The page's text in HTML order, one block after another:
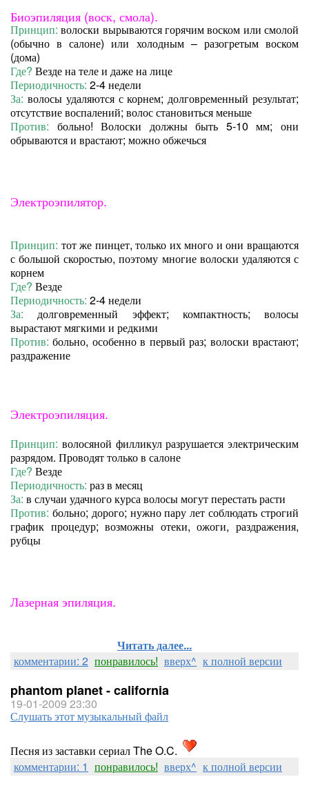
Биоэпиляция (воск, смола).
Принцип: волоски вырываются горячим воском или смолой
(обычно в салоне) или холодным – разогретым воском
(дома)
Где? Везде на теле и даже на лице
Периодичность: 2-4 недели
За: волосы удаляются с корнем; долговременный результат;
отсутствие воспалений; волос становиться меньше
Против: больно! Волоски должны быть 5-10 мм; они
обрываются и врастают; можно обжечься
Электроэпилятор.
Принцип: тот же пинцет, только их много и они вращаются
с большой скоростью, поэтому многие волоски удаляются с
корнем
Где? Везде
Периодичность: 2-4 недели
За:долговременный эффект; компактность; волосы
вырастают мягкими и редкими
Против: больно, особенно в первый раз; волоски врастают;
раздражение
Электроэпиляция.
Принцип: волосяной филликул разрушается электрическим
разрядом. Проводят только в салоне
Где? Везде
Периодичность: раз в месяц
За: в случаи удачного курса волосы могут перестать расти
Против: больно; дорого; нужно пару лет соблюдать строгий
график процедур; возможны отеки, ожоги, раздражения,
рубцы
Лазерная эпиляция.
Читать далее...
комментарии: 2 понравилось! вверх^ к полной версии
phantom planet - california
19-01-2009 23:30
Слушать этот музыкальный файл
Песня из заставки сериал The O.C.
комментарии: 1 понравилось! вверх^ к полной версии